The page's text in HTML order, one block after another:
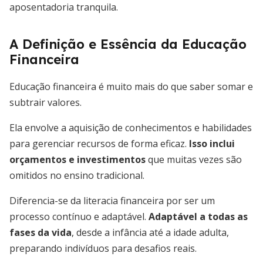
aposentadoria tranquila.
A Definição e Essência da Educação
Financeira
Educação financeira é muito mais do que saber somar e
subtrair valores.
Ela envolve a aquisição de conhecimentos e habilidades
para gerenciar recursos de forma eficaz. Isso inclui
orçamentos e investimentosque muitas vezes são
omitidos no ensino tradicional.
Diferencia-se da literacia financeira por ser um
processo contínuo e adaptável. Adaptável a todas as
fases da vida, desde a infância até a idade adulta,
preparando indivíduos para desafios reais.